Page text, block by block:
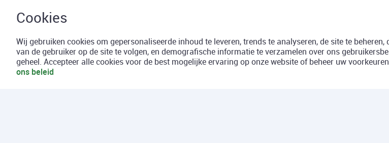
Wij gebruiken cookies om gepersonaliseerde inhoud te leveren, trends te analyseren, de site te beheren,
van de gebruiker op de site te volgen, en demografische informatie te verzamelen over ons
geheel. Accepteer alle cookies voor de best mogelijke ervaring op onze website of beheer uw
ons beleid